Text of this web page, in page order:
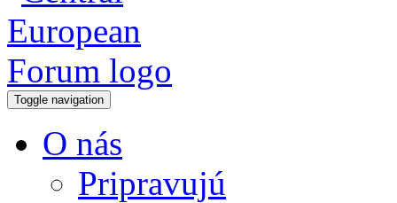
Toggle navigation
O nás
Pripravujú